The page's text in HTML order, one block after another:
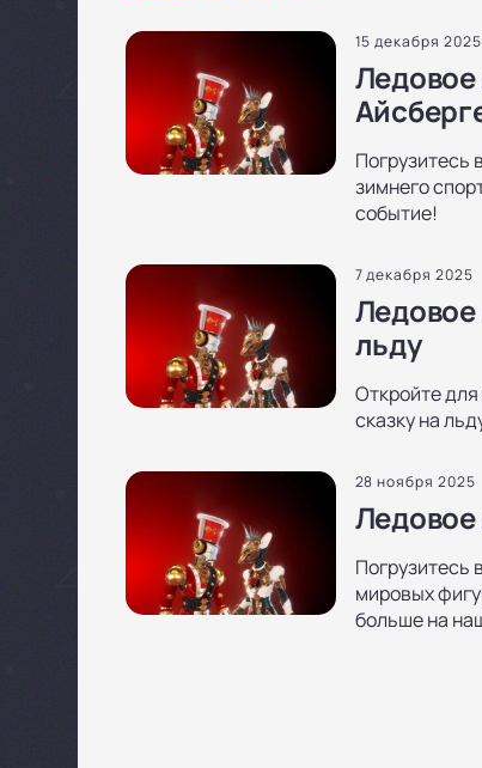
15 декабря 2025
Погрузитесь
зимнего
событие!
7 декабря 2025
Ледовое
льду
Откройте
сказку на
28 ноября 2025
Ледовое
Погрузитесь
мировых
больше на